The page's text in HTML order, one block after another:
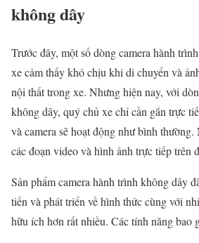
không dây
Trước đây, một số dòng camera hành
xe cảm thấy khó chịu khi di chuyển và
nội thất trong xe. Nhưng hiện nay, với
không dây, quý chủ xe chỉ cần gắn trực
và camera sẽ hoạt động như bình
các đoạn video và hình ảnh trực tiếp trên
Sản phẩm camera hành trình không dây
tiến và phát triển về hình thức cùng với
hữu ích hơn rất nhiều. Các tính năng bao